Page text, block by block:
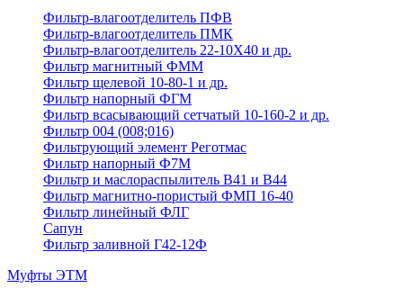
Фильтр-влагоотделитель ПФВ
Фильтр-влагоотделитель ПМК
Фильтр-влагоотделитель 22-10Х40 и др.
Фильтр магнитный ФММ
Фильтр щелевой 10-80-1 и др.
Фильтр напорный ФГМ
Фильтр всасывающий сетчатый 10-160-2 и др.
Фильтр 004 (008;016)
Фильтрующий элемент Реготмас
Фильтр напорный Ф7М
Фильтр и маслораспылитель В41 и В44
Фильтр магнитно-пористый ФМП 16-40
Фильтр линейный ФЛГ
Сапун
Фильтр заливной Г42-12Ф
Муфты ЭТМ